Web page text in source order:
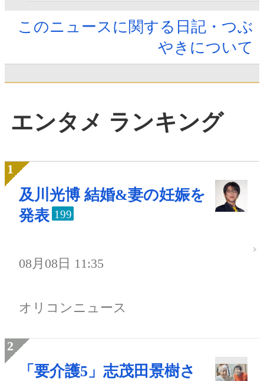
このニュースに関する日記・つぶ
やきについて
エンタメ ランキング
及川光博 結婚&妻の妊娠を
発表 199
08月08日 11:35
オリコンニュース
「要介護5」志茂田景樹さ